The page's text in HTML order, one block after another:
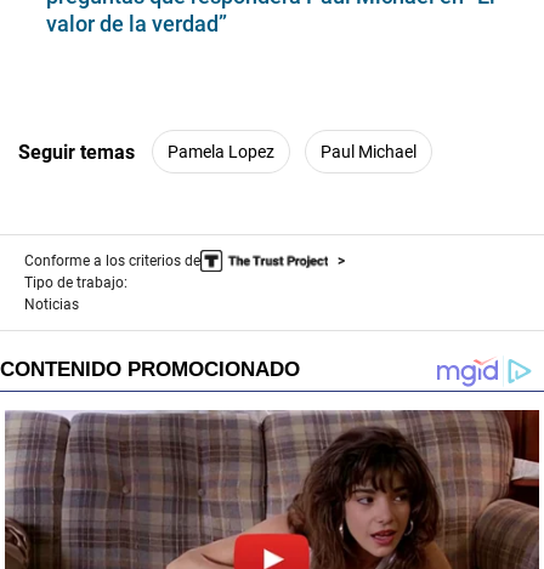
valor de la verdad”
Seguir temas Pamela Lopez Paul Michael
Conforme a los criterios de
Tipo de trabajo:
Noticias